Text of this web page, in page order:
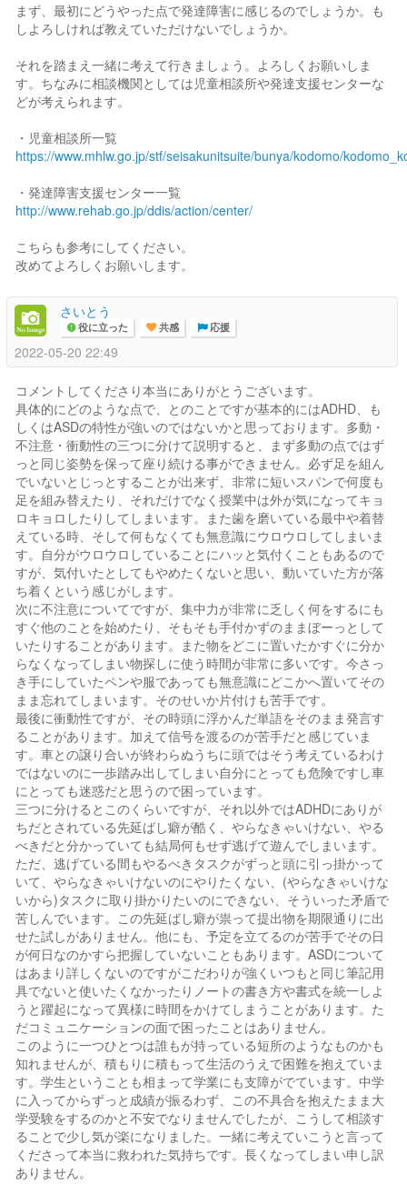
まず、最初にどうやった点で発達障害に感じるのでしょうか。も
しよろしければ教えていただけないでしょうか。
それを踏まえ一緒に考えて行きましょう。よろしくお願いしま
す。ちなみに相談機関としては児童相談所や発達支援センターな
どが考えられます。
・児童相談所一覧
https://www.mhlw.go.jp/stf/seisakunitsuite/bunya/kodomo/
・発達障害支援センター一覧
http://www.rehab.go.jp/ddis/action/center/
こちらも参考にしてください。
改めてよろしくお願いします。
さいとう
役に立った 共感 応援
2022-05-20 22:49
コメントしてくださり本当にありがとうございます。
具体的にどのような点で、とのことですが基本的にはADHD、も
しくはASDの特性が強いのではないかと思っております。多動・
不注意・衝動性の三つに分けて説明すると、まず多動の点ではず
っと同じ姿勢を保って座り続ける事ができません。必ず足を組ん
でいないとじっとすることが出来ず、非常に短いスパンで何度も
足を組み替えたり、それだけでなく授業中は外が気になってキョ
ロキョロしたりしてしまいます。また歯を磨いている最中や着替
えている時、そして何もなくても無意識にウロウロしてしまいま
す。自分がウロウロしていることにハッと気付くこともあるので
すが、気付いたとしてもやめたくないと思い、動いていた方が落
ち着くという感じがします。
次に不注意についてですが、集中力が非常に乏しく何をするにも
すぐ他のことを始めたり、そもそも手付かずのままぼーっとして
いたりすることがあります。また物をどこに置いたかすぐに分か
らなくなってしまい物探しに使う時間が非常に多いです。今さっ
き手にしていたペンや服であっても無意識にどこかへ置いてその
まま忘れてしまいます。そのせいか片付けも苦手です。
最後に衝動性ですが、その時頭に浮かんだ単語をそのまま発言す
ることがあります。加えて信号を渡るのが苦手だと感じていま
す。車との譲り合いが終わらぬうちに頭ではそう考えているわけ
ではないのに一歩踏み出してしまい自分にとっても危険ですし車
にとっても迷惑だと思うので困っています。
三つに分けるとこのくらいですが、それ以外ではADHDにありが
ちだとされている先延ばし癖が酷く、やらなきゃいけない、やる
べきだと分かっていても結局何もせず逃げて遊んでしまいます。
ただ、逃げている間もやるべきタスクがずっと頭に引っ掛かって
いて、やらなきゃいけないのにやりたくない、(やらなきゃいけな
いから)タスクに取り掛かりたいのにできない、そういった矛盾で
苦しんでいます。この先延ばし癖が祟って提出物を期限通りに出
せた試しがありません。他にも、予定を立てるのが苦手でその日
が何日なのかすら把握していないこともあります。ASDについて
はあまり詳しくないのですがこだわりが強くいつもと同じ筆記用
具でないと使いたくなかったりノートの書き方や書式を統一しよ
うと躍起になって異様に時間をかけてしまうことがあります。た
だコミュニケーションの面で困ったことはありません。
このように一つひとつは誰もが持っている短所のようなものかも
知れませんが、積もりに積もって生活のうえで困難を抱えていま
す。学生ということも相まって学業にも支障がでています。中学
に入ってからずっと成績が振るわず、この不具合を抱えたまま大
学受験をするのかと不安でなりませんでしたが、こうして相談す
ることで少し気が楽になりました。一緒に考えていこうと言って
くださって本当に救われた気持ちです。長くなってしまい申し訳
ありません。